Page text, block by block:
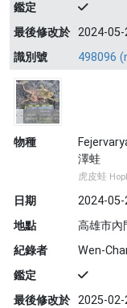
鑑定
最後修改於 2024-05-
識別號
498096
物種
澤蛙
虎皮蛙
日期
2024-05-
地點
高雄市內
紀錄者
Wen-
鑑定
最後修改於 2025-02-